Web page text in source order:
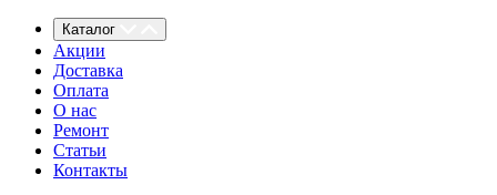
Каталог
Акции
Доставка
Оплата
О нас
Ремонт
Статьи
Контакты